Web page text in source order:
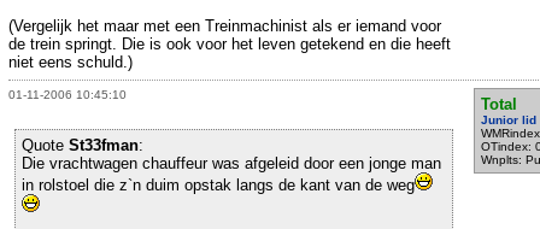
(Vergelijk het maar met een Treinmachinist als er iemand voor
de trein springt. Die is ook voor het leven getekend en die heeft
niet eens schuld.)
01-11-2006 10:45:10
Total
Junior lid
OTindex:
Wnplts:
Quote St33fman:
Die vrachtwagen chauffeur was afgeleid door een jonge man
in rolstoel die z`n duim opstak langs de kant van de weg